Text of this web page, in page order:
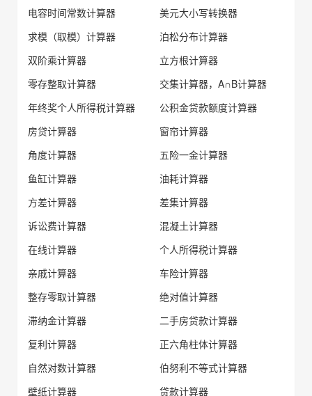
电容时间常数计算器
美元大小写转换器
求模（取模）计算器
泊松分布计算器
双阶乘计算器
立方根计算器
零存整取计算器
交集计算器，A∩B计算器
年终奖个人所得税计算器
公积金贷款额度计算器
房贷计算器
窗帘计算器
角度计算器
五险一金计算器
鱼缸计算器
油耗计算器
方差计算器
差集计算器
诉讼费计算器
混凝土计算器
在线计算器
个人所得税计算器
亲戚计算器
车险计算器
整存零取计算器
绝对值计算器
滞纳金计算器
二手房贷款计算器
复利计算器
正六角柱体计算器
自然对数计算器
伯努利不等式计算器
壁纸计算器
贷款计算器